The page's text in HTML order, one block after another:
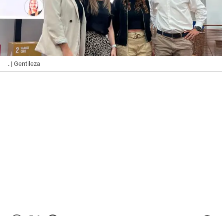
. | Gentileza